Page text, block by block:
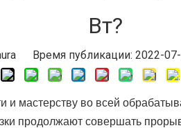
Вт?
Время публикации: 2022-
и мастерству во всей
продолжают совершать